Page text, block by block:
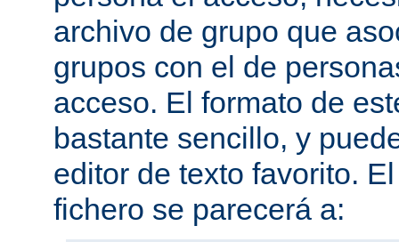
archivo de grupo que
grupos con el de
acceso. El formato de
bastante sencillo, y
editor de texto favorito.
fichero se parecerá a: